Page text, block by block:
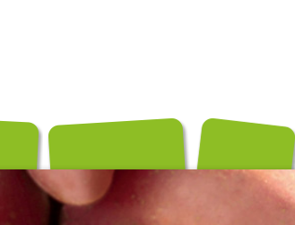
Exportation Producteurs Recettes Contact